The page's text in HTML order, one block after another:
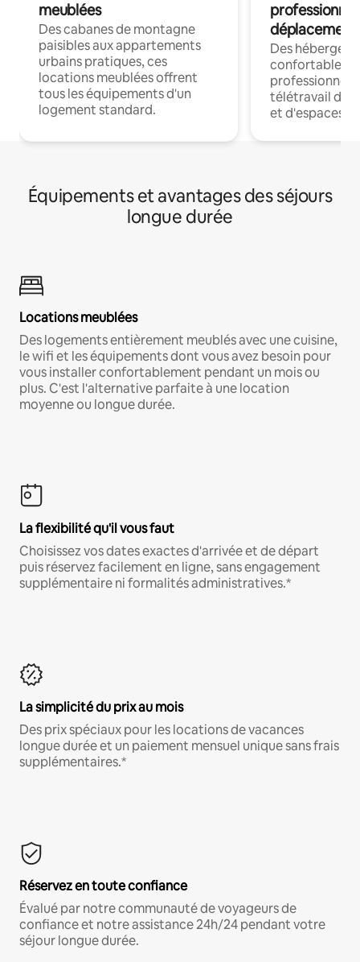
meublées
Des cabanes de montagne
paisibles aux appartements
urbains pratiques, ces
locations meublées offrent
tous les équipements d'un
logement standard.
déplacement
Des
confortables
professionnels
télétravail
et d'espaces
Équipements et avantages des séjours
longue durée
Locations meublées
Des logements entièrement meublés avec une cuisine,
le wifi et les équipements dont vous avez besoin pour
vous installer confortablement pendant un mois ou
plus. C'est l'alternative parfaite à une location
moyenne ou longue durée.
La flexibilité qu'il vous faut
Choisissez vos dates exactes d'arrivée et de départ
puis réservez facilement en ligne, sans engagement
supplémentaire ni formalités administratives.*
La simplicité du prix au mois
Des prix spéciaux pour les locations de vacances
longue durée et un paiement mensuel unique sans frais
supplémentaires.*
Réservez en toute confiance
Évalué par notre communauté de voyageurs de
confiance et notre assistance 24h/24 pendant votre
séjour longue durée.